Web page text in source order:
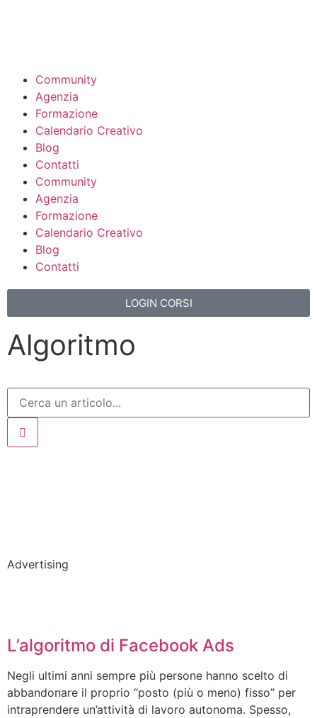
Community
Agenzia
Formazione
Calendario Creativo
Blog
Contatti
Community
Agenzia
Formazione
Calendario Creativo
Blog
Contatti
LOGIN CORSI
Algoritmo
Advertising
L’algoritmo di Facebook Ads
Negli ultimi anni sempre più persone hanno scelto di
abbandonare il proprio “posto (più o meno) fisso” per
intraprendere un’attività di lavoro autonoma. Spesso,